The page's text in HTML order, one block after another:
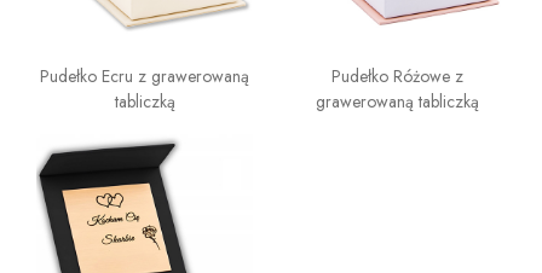
Pudełko Ecru z grawerowaną
tabliczką
Pudełko Różowe z
grawerowaną tabliczką